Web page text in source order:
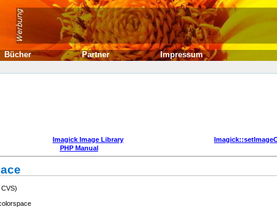
Imagick Image Library
PHP Manual
Bücher Partner Impressum